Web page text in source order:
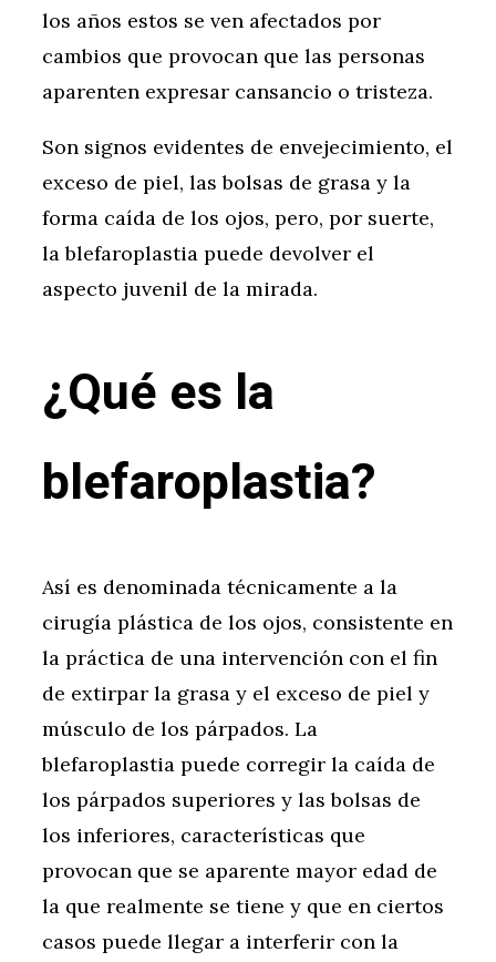
los años estos se ven afectados por
cambios que provocan que las personas
aparenten expresar cansancio o tristeza.
Son signos evidentes de envejecimiento, el
exceso de piel, las bolsas de grasa y la
forma caída de los ojos, pero, por suerte,
la blefaroplastia puede devolver el
aspecto juvenil de la mirada.
¿Qué es la
blefaroplastia?
Así es denominada técnicamente a la
cirugía plástica de los ojos, consistente en
la práctica de una intervención con el fin
de extirpar la grasa y el exceso de piel y
músculo de los párpados. La
blefaroplastia puede corregir la caída de
los párpados superiores y las bolsas de
los inferiores, características que
provocan que se aparente mayor edad de
la que realmente se tiene y que en ciertos
casos puede llegar a interferir con la